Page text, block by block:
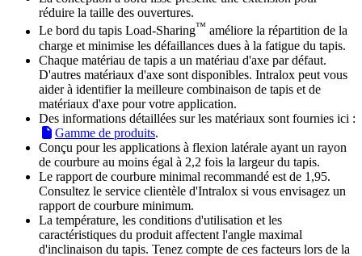
réduire la taille des ouvertures.
Le bord du tapis Load-Sharing™ améliore la répartition de la
charge et minimise les défaillances dues à la fatigue du tapis.
Chaque matériau de tapis a un matériau d'axe par défaut.
D'autres matériaux d'axe sont disponibles. Intralox peut vous
aider à identifier la meilleure combinaison de tapis et de
matériaux d'axe pour votre application.
Des informations détaillées sur les matériaux sont fournies ici :
Gamme de produits.
Conçu pour les applications à flexion latérale ayant un rayon
de courbure au moins égal à 2,2 fois la largeur du tapis.
Le rapport de courbure minimal recommandé est de 1,95.
Consultez le service clientèle d'Intralox si vous envisagez un
rapport de courbure minimum.
La température, les conditions d'utilisation et les
caractéristiques du produit affectent l'angle maximal
d'inclinaison du tapis. Tenez compte de ces facteurs lors de la